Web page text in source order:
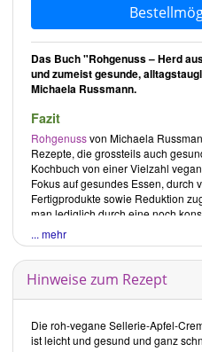
Das Buch "Rohgenuss – Herd
und zumeist gesunde,
Michaela Russmann.
Fazit
Rohgenussvon Michaela
Rezepte, die grossteils auch
Kochbuch von einer Vielzahl
Fokus auf gesundes Essen, durch
Fertigprodukte sowie Reduktion
man lediglich durch eine noch
Zutaten verbessern.
Kritische
besonders gesunden Zutaten
belassen wir zwar im Original,
Gesamteindruck
... mehr
Hinweise zum Rezept
Die roh-vegane Sellerie-Apfel-
ist leicht und gesund und ganz